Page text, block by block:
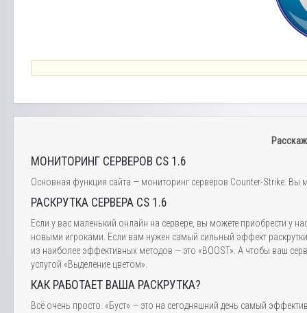
МОНИТОРИНГ СЕРВЕРОВ CS 1.6
Основная функция сайта — мониторинг серверов Counter-Strike. Вы
РАСКРУТКА СЕРВЕРА CS 1.6
Если у вас маленький онлайн на сервере, вы можете приобрести у
новыми игроками. Если вам нужен самый сильный эффект
из наиболее эффективных методов — это «BOOST». А чтобы ваш
услугой «Выделение цветом».
КАК РАБОТАЕТ ВАША РАСКРУТКА?
Всё очень просто. «Буст» — это на сегодняшний день самый